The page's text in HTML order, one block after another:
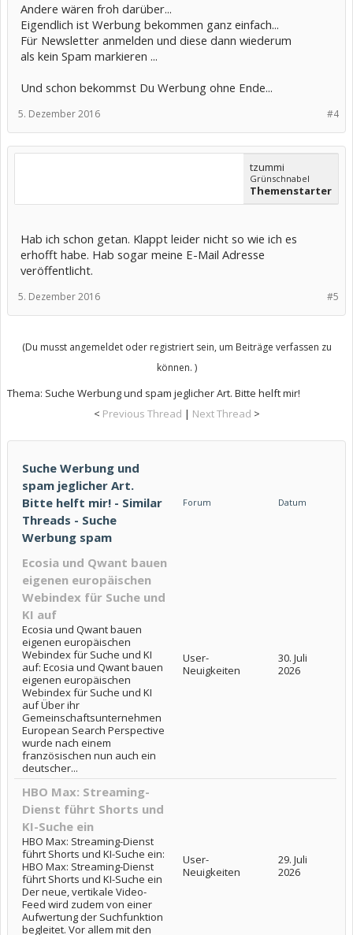
Andere wären froh darüber...
Eigendlich ist Werbung bekommen ganz einfach...
Für Newsletter anmelden und diese dann wiederum
als kein Spam markieren ...
Und schon bekommst Du Werbung ohne Ende...
#4
5. Dezember 2016
tzummi
Grünschnabel
Themenstarter
Hab ich schon getan. Klappt leider nicht so wie ich es
erhofft habe. Hab sogar meine E-Mail Adresse
veröffentlicht.
#5
5. Dezember 2016
(Du musst angemeldet oder registriert sein, um Beiträge verfassen zu
können. )
Thema: Suche Werbung und spam jeglicher Art. Bitte helft mir!
< Previous Thread | Next Thread >
Suche Werbung und
spam jeglicher Art.
Bitte helft mir! - Similar
Threads - Suche
Werbung spam
Forum Datum
Ecosia und Qwant bauen
eigenen europäischen
Webindex für Suche und
KI auf
Ecosia und Qwant bauen
eigenen europäischen
Webindex für Suche und KI
auf: Ecosia und Qwant bauen
eigenen europäischen
Webindex für Suche und KI
auf Über ihr
Gemeinschaftsunternehmen
European Search Perspective
wurde nach einem
französischen nun auch ein
deutscher...
User-
Neuigkeiten
30. Juli
2026
HBO Max: Streaming-
Dienst führt Shorts und
KI-Suche ein
HBO Max: Streaming-Dienst
führt Shorts und KI-Suche ein:
HBO Max: Streaming-Dienst
führt Shorts und KI-Suche ein
Der neue, vertikale Video-
Feed wird zudem von einer
Aufwertung der Suchfunktion
begleitet. Vor allem mit den
User-
Neuigkeiten
29. Juli
2026